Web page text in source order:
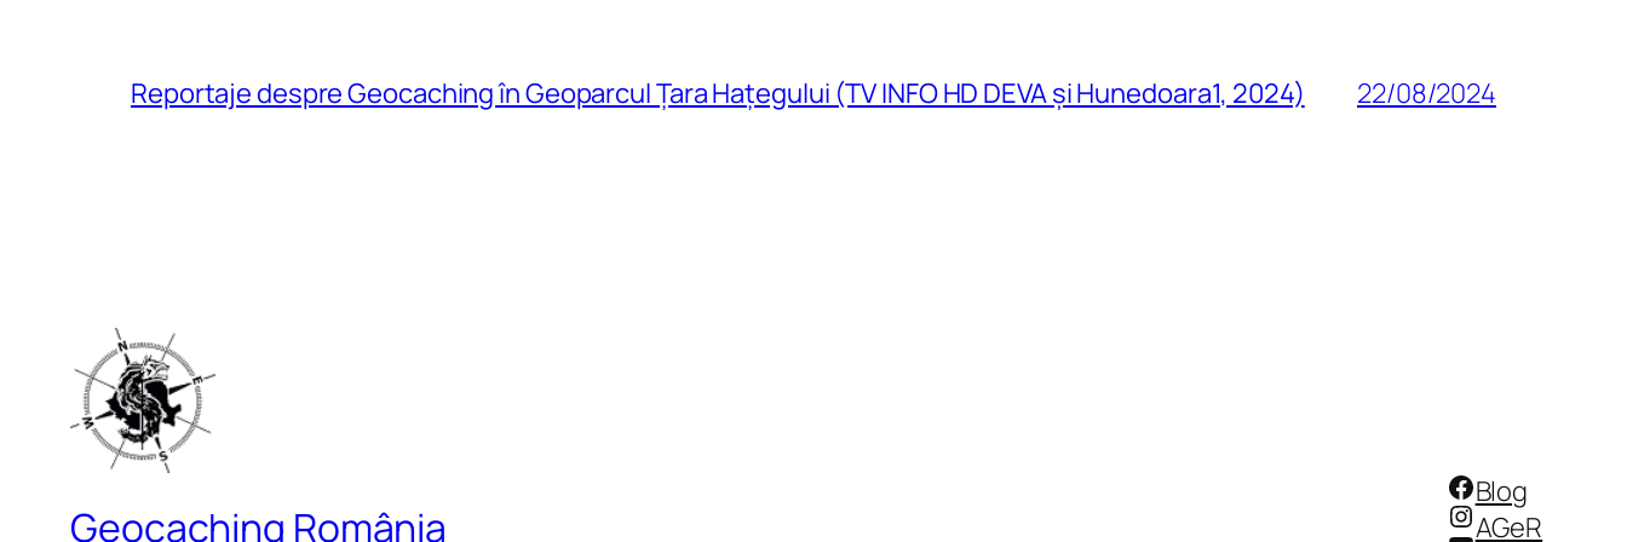
Reportaje despre Geocaching în Geoparcul Țara Hațegului (TV INFO HD DEVA și Hunedoara1, 2024) 22/08/2024
Geocaching România
Facebook
Instagram
Blog
AGeR